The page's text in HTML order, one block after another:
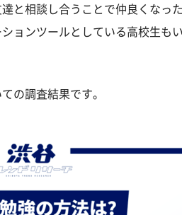
と相談し合うことで仲良くなっ
ョンツールとしている高校生も
の調査結果です。